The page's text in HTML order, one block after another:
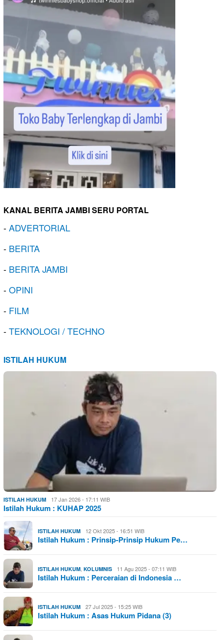
KANAL BERITA JAMBI SERU PORTAL
-ADVERTORIAL
- BERITA
- BERITA JAMBI
-OPINI
- FILM
-TEKNOLOGI / TECHNO
ISTILAH HUKUM
ISTILAH HUKUM 17 Jan 2026 - 17:11 WIB
Istilah Hukum : KUHAP 2025
ISTILAH HUKUM 12 Okt 2025 - 16:51 WIB
Istilah Hukum : Prinsip-Prinsip Hukum Pe…
ISTILAH HUKUM, KOLUMNIS 11 Agu 2025 - 07:11 WIB
Istilah Hukum : Perceraian di Indonesia …
ISTILAH HUKUM 27 Jul 2025 - 15:25 WIB
Istilah Hukum : Asas Hukum Pidana (3)